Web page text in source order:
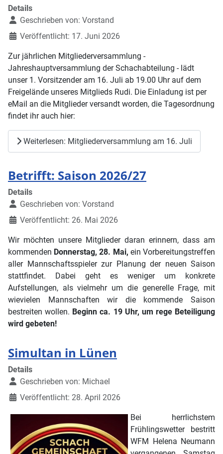
Details
Geschrieben von: Vorstand
Veröffentlicht: 17. Juni 2026
Zur jährlichen Mitgliederversammlung -
Jahreshauptversammlung der Schachabteilung - lädt
unser 1. Vorsitzender am 16. Juli ab 19.00 Uhr auf dem
Freigelände unseres Mitglieds Rudi. Die Einladung ist per
eMail an die Mitglieder versandt worden, die Tagesordnung
findet ihr auch hier:
Weiterlesen: Mitgliederversammlung am 16. Juli
Betrifft: Saison 2026/27
Details
Geschrieben von: Vorstand
Veröffentlicht: 26. Mai 2026
Wir möchten unsere Mitglieder daran erinnern, dass am
kommenden Donnerstag, 28. Mai, ein Vorbereitungstreffen
aller Mannschaftsspieler zur Planung der neuen Saison
stattfindet. Dabei geht es weniger um konkrete
Aufstellungen, als vielmehr um die generelle Frage, mit
wievielen Mannschaften wir die kommende Saison
bestreiten wollen. Beginn ca. 19 Uhr, um rege Beteiligung
wird gebeten!
Simultan in Lünen
Details
Geschrieben von: Michael
Veröffentlicht: 28. April 2026
Bei herrlichstem
Frühlingswetter bestritt
WFM Helena Neumann